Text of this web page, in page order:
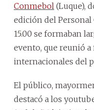
Conmebol (Luque),
edición del Personal
15.00 se formaban
evento, que reunió
internacionales del
El público,
destacó a los